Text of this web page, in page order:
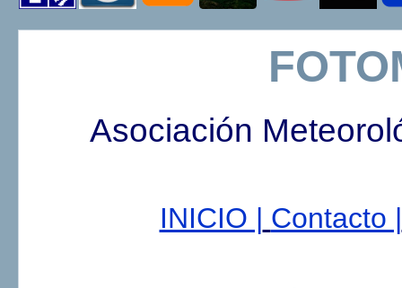
Asociación
INICIO | Contacto |